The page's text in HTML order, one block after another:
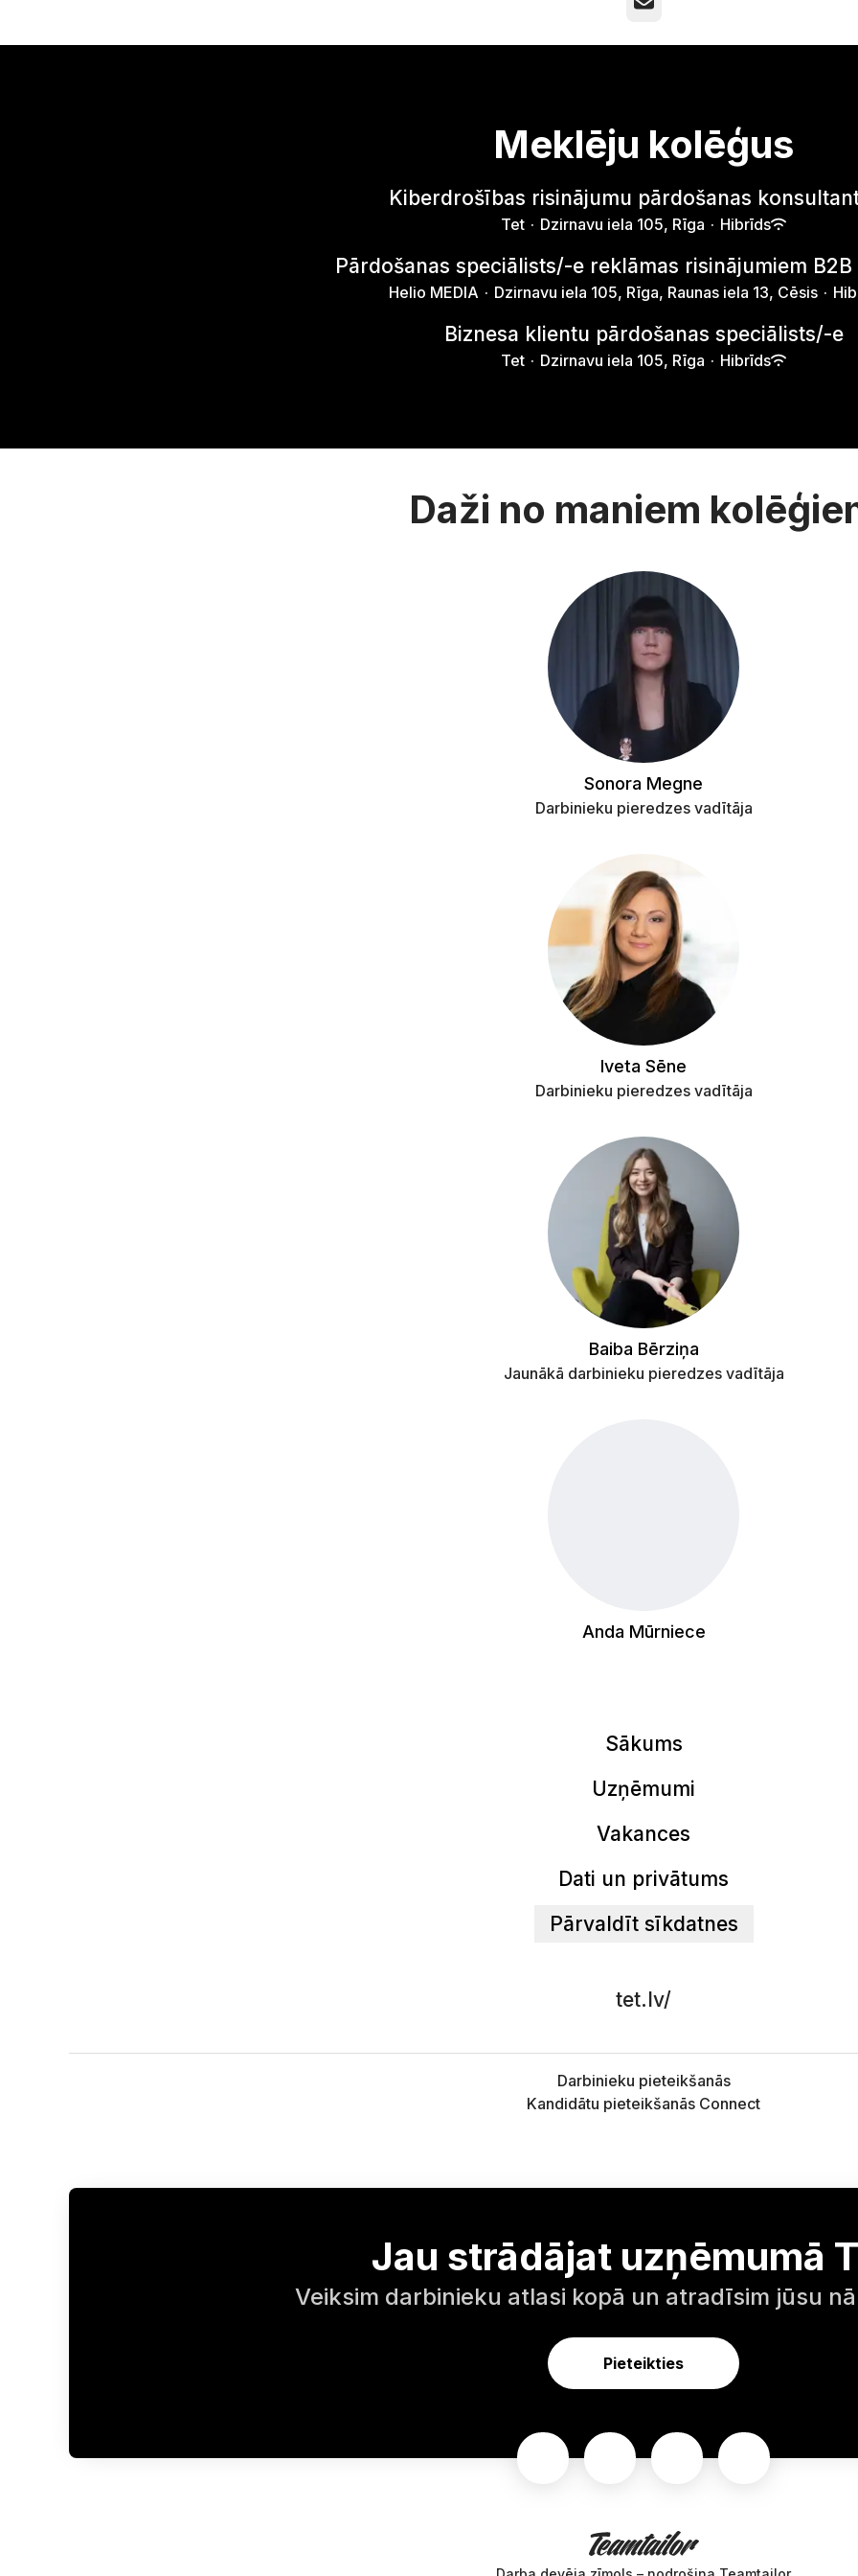
Meklēju kolēģus
Kiberdrošības risinājumu pārdošanas
Tet · Dzirnavu iela 105, Rīga · Hibrīds
Pārdošanas speciālists/-e reklāmas risinājumiem B2B
Helio MEDIA · Dzirnavu iela 105, Rīga, Raunas iela 13, Cēsis ·
Biznesa klientu pārdošanas speciālists/-e
Tet · Dzirnavu iela 105, Rīga · Hibrīds
Daži no maniem
Sonora Megne
Darbinieku pieredzes vadītāja
Iveta Sēne
Darbinieku pieredzes vadītāja
Baiba Bērziņa
Jaunākā darbinieku pieredzes vadītāja
Anda Mūrniece
Sākums
Uzņēmumi
Vakances
Dati un privātums
Pārvaldīt sīkdatnes
tet.lv/
Darbinieku pieteikšanās
Kandidātu pieteikšanās Connect
Jau strādājat uzņēmumā
Veiksim darbinieku atlasi kopā un atradīsim jūsu
Pieteikties